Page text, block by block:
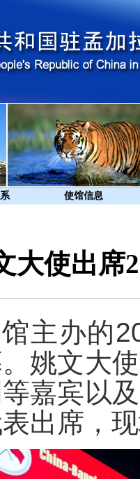
使馆信息
大使出席
主办的
姚文大
嘉宾以
出席，